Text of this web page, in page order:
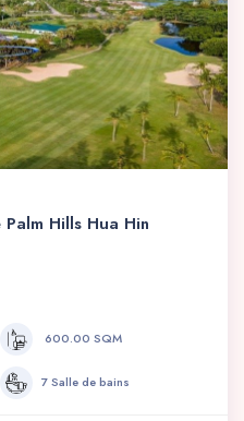
Hills Hua Hin
600.00 SQM
7 Salle de bains